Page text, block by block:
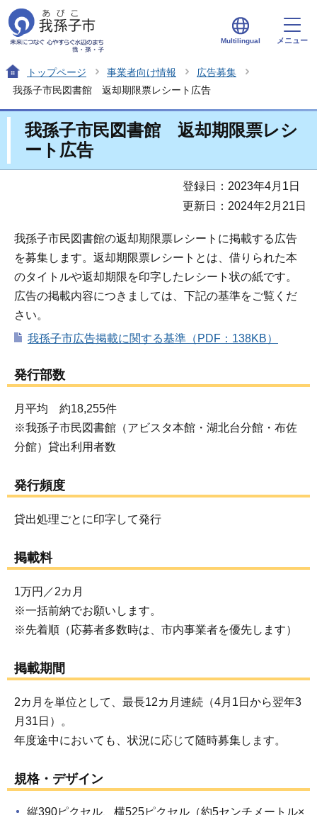
Multilingual メニュー
トップページ 事業者向け情報
広告募集
我孫子市民図書館 返却期限票レシート広告
我孫子市民図書館 返却期限票レシ
ート広告
登録日：2023年4月1日
更新日：2024年2月21日
我孫子市民図書館の返却期限票レシートに掲載する広告
を募集します。返却期限票レシートとは、借りられた本
のタイトルや返却期限を印字したレシート状の紙です。
広告の掲載内容につきましては、下記の基準をご覧くだ
さい。
我孫子市広告掲載に関する基準（PDF：138KB）
発行部数
月平均 約18,255件
※我孫子市民図書館（アビスタ本館・湖北台分館・布佐
分館）貸出利用者数
発行頻度
貸出処理ごとに印字して発行
掲載料
1万円／2カ月
※一括前納でお願いします。
※先着順（応募者多数時は、市内事業者を優先します）
掲載期間
2カ月を単位として、最長12カ月連続（4月1日から翌年3
月31日）。
年度途中においても、状況に応じて随時募集します。
規格・デザイン
縦390ピクセル、横525ピクセル（約5センチメートル×